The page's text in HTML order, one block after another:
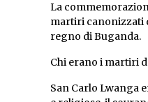
La
martiri canonizzati
regno di Buganda.
Chi erano i martiri
San Carlo Lwanga